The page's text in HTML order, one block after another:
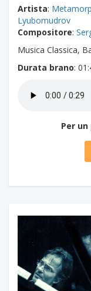
Artista:
Lyubomudrov
Compositore:
Musica Classica,
Durata brano:
Per